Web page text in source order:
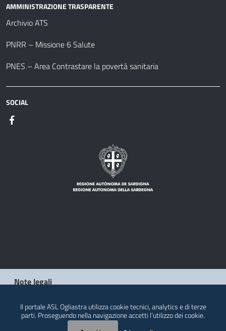
AMMINISTRAZIONE TRASPARENTE
Archivio ATS
PNRR – Missione 6 Salute
PNES – Area Contrastare la povertà sanitaria
SOCIAL
Note legali
Contatti
Il portale ASL Ogliastra utilizza cookie tecnici, analytics e di terze
parti. Proseguendo nella navigazione accetti l’utilizzo dei cookie.